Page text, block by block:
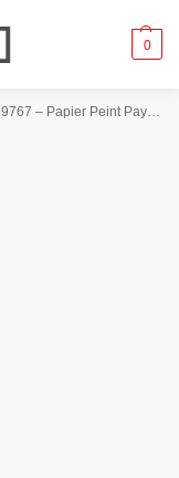
0
– Papier Peint Paysage Asiatique